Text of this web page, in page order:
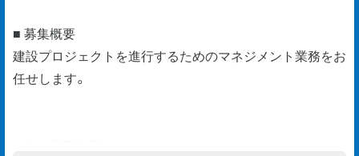
■ 募集概要
建設プロジェクトを進行するためのマネジメント業務をお
任せします。